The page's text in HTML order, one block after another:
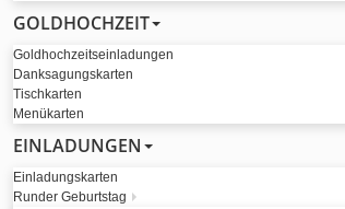
GOLDHOCHZEIT
Goldhochzeitseinladungen
Danksagungskarten
Tischkarten
Menükarten
EINLADUNGEN
Einladungskarten
Runder Geburtstag